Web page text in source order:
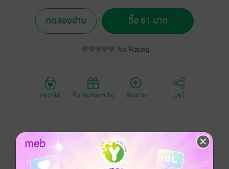
ทดลองอ่าน ซื้อ 61 บาท
No Rating
อยากได้ ซื้อเป็นของขวัญ ติดตาม แชร์
พระราชบัญญัติระเบียบข้าราชการพลเรือน พ.ศ. ๒๕๕๑
แก้ไขเพิ่มเติมโดย พระราชบัญญัติระเบียบข้าราชการ
พลเรือน (ฉบับที่ ๓) พ.ศ. ๒๕๖๒